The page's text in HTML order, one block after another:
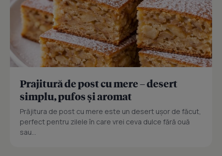
Prajitură de post cu mere – desert
simplu, pufos și aromat
Prăjitura de post cu mere este un desert ușor de făcut,
perfect pentru zilele în care vrei ceva dulce fără ouă
sau...